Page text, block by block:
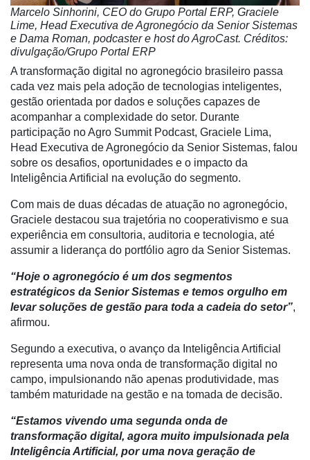
Cadastre-
se
conta
Destaque
Mercado
Troca
de
Cadeira
Marcelo Sinhorini, CEO do Grupo Portal ERP, Graciele
Lime, Head Executiva de Agronegócio da Senior Sistemas
e Dama Roman, podcaster e host do AgroCast. Créditos:
divulgação/Grupo Portal ERP
A transformação digital no agronegócio brasileiro passa
cada vez mais pela adoção de tecnologias inteligentes,
gestão orientada por dados e soluções capazes de
acompanhar a complexidade do setor. Durante
participação no Agro Summit Podcast, Graciele Lima,
Head Executiva de Agronegócio da Senior Sistemas, falou
sobre os desafios, oportunidades e o impacto da
Inteligência Artificial na evolução do segmento.
Com mais de duas décadas de atuação no agronegócio,
Graciele destacou sua trajetória no cooperativismo e sua
experiência em consultoria, auditoria e tecnologia, até
assumir a liderança do portfólio agro da Senior Sistemas.
“Hoje o agronegócio é um dos segmentos
estratégicos da Senior Sistemas e temos orgulho em
levar soluções de gestão para toda a cadeia do setor”,
afirmou.
Segundo a executiva, o avanço da Inteligência Artificial
representa uma nova onda de transformação digital no
campo, impulsionando não apenas produtividade, mas
também maturidade na gestão e na tomada de decisão.
“Estamos vivendo uma segunda onda de
transformação digital, agora muito impulsionada pela
Inteligência Artificial, por uma nova geração de